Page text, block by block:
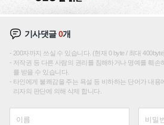
기사댓글0개
200자까지 쓰실 수 있습니다. (현재 0 byte / 최대
저작권 등 다른 사람의 권리를 침해하거나 명예를 훼손
를 받을 수 있습니다.
타인에게 불쾌감을 주는 욕설 등 비하하는 단어가 내용
리자의 판단에 의해 삭제 합니다.